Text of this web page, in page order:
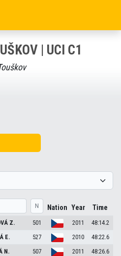
| UCI C1
Nation Year Time
Z. 501 2011
48:14.2
E. 527 2010
48:22.6
N. 507 2011
48:26.6